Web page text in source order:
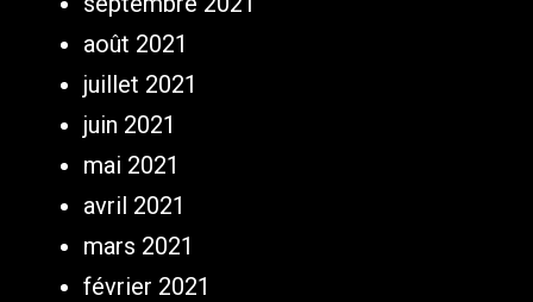
août 2021
juillet 2021
juin 2021
mai 2021
avril 2021
mars 2021
février 2021